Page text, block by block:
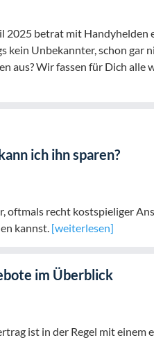
2025 betrat mit
Unbekannter, schon gar
aus? Wir fassen für Dich
ich ihn sparen?
oftmals recht kostspieliger
kannst. [weiterlesen]
im Überblick
ist in der Regel mit einem